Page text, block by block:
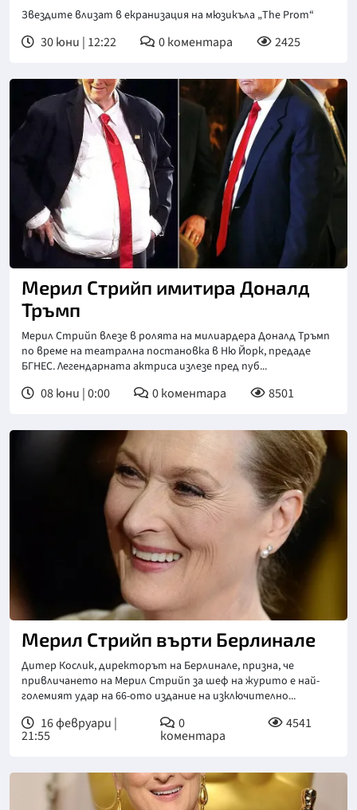
Звездите влизат в екранизация на мюзикъла „The Prom“
30 юни | 12:22 0коментара 2425
Мерил Стрийп имитира Доналд
Тръмп
Мерил Стрийп влезе в ролята на милиардера Доналд Тръмп
по време на театрална постановка в Ню Йорк, предаде
БГНЕС. Легендарната актриса излезе пред пуб...
08 юни | 0:00 0коментара 8501
Мерил Стрийп върти Берлинале
Дитер Кослик, директорът на Берлинале, призна, че
привличането на Мерил Стрийп за шеф на журито е най-
големият удар на 66-ото издание на изключително...
16 февруари |
21:55
0
коментара
4541